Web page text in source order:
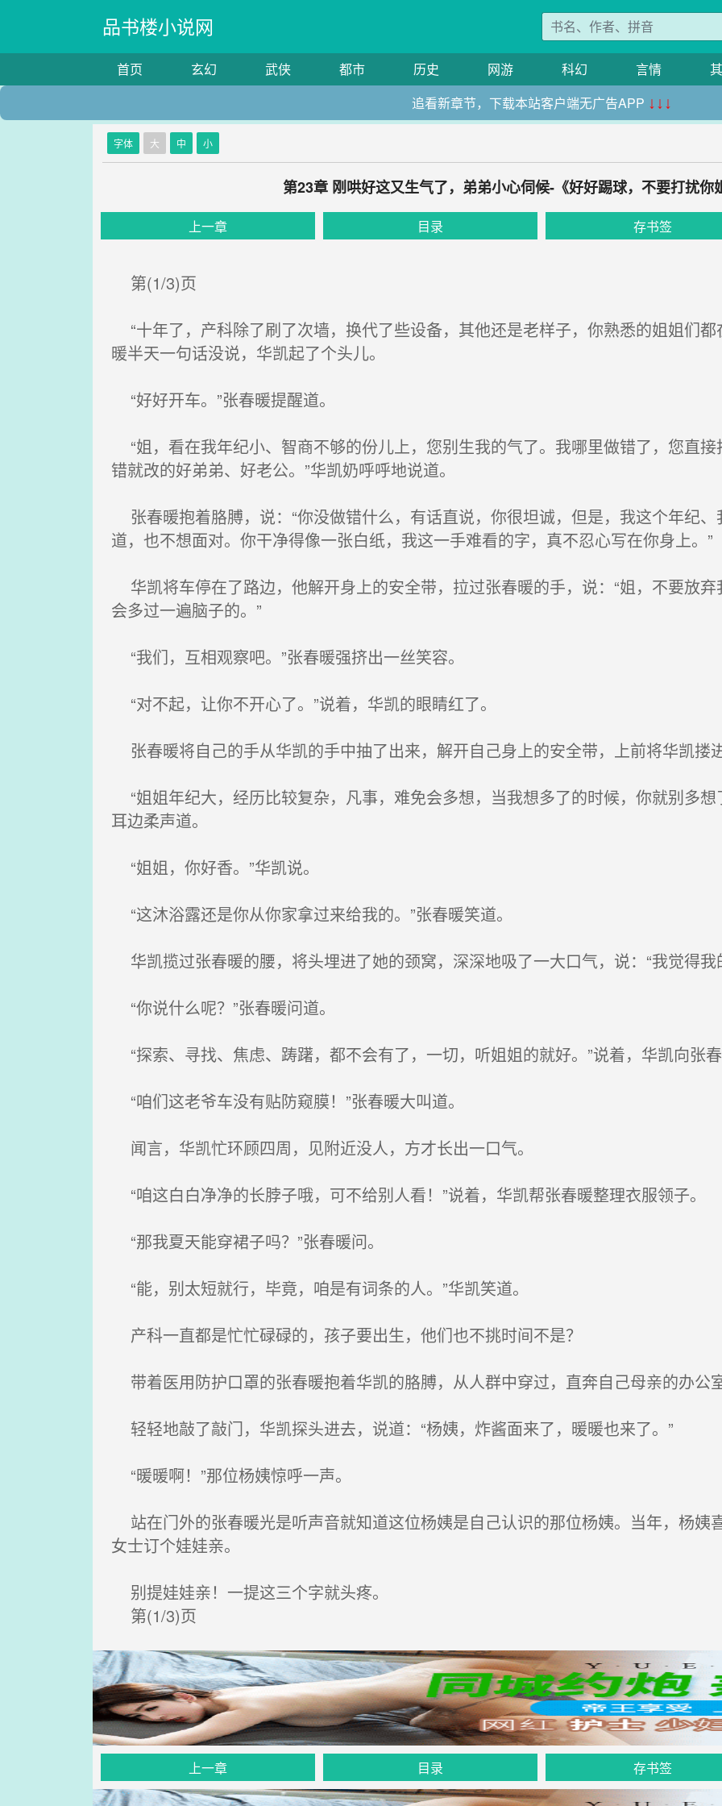
品书楼小说网
首页 玄幻 武侠 都市 历史 网游 科幻 言情
追看新章节，下载本站客户端无广告APP ↓↓↓
字体 大 中 小
第23章 刚哄好这又生气了，弟弟小心伺候-《好好踢球，不要打扰你
上一章 目录 存书签
第(1/3)页
“十年了，产科除了刷了次墙，换代了些设备，其他还是老样子，你熟悉的姐姐们
暖半天一句话没说，华凯起了个头儿。
“好好开车。”张春暖提醒道。
“姐，看在我年纪小、智商不够的份儿上，您别生我的气了。我哪里做错了，您直
错就改的好弟弟、好老公。”华凯奶呼呼地说道。
张春暖抱着胳膊，说：“你没做错什么，有话直说，你很坦诚，但是，我这个年纪
道，也不想面对。你干净得像一张白纸，我这一手难看的字，真不忍心写在你身上。”
华凯将车停在了路边，他解开身上的安全带，拉过张春暖的手，说：“姐，不要放
会多过一遍脑子的。”
“我们，互相观察吧。”张春暖强挤出一丝笑容。
“对不起，让你不开心了。”说着，华凯的眼睛红了。
张春暖将自己的手从华凯的手中抽了出来，解开自己身上的安全带，上前将华凯搂
“姐姐年纪大，经历比较复杂，凡事，难免会多想，当我想多了的时候，你就别多
耳边柔声道。
“姐姐，你好香。”华凯说。
“这沐浴露还是你从你家拿过来给我的。”张春暖笑道。
华凯揽过张春暖的腰，将头埋进了她的颈窝，深深地吸了一大口气，说：“我觉得我
“你说什么呢？”张春暖问道。
“探索、寻找、焦虑、踌躇，都不会有了，一切，听姐姐的就好。”说着，华凯向张
“咱们这老爷车没有贴防窥膜！”张春暖大叫道。
闻言，华凯忙环顾四周，见附近没人，方才长出一口气。
“咱这白白净净的长脖子哦，可不给别人看！”说着，华凯帮张春暖整理衣服领子。
“那我夏天能穿裙子吗？”张春暖问。
“能，别太短就行，毕竟，咱是有词条的人。”华凯笑道。
产科一直都是忙忙碌碌的，孩子要出生，他们也不挑时间不是？
带着医用防护口罩的张春暖抱着华凯的胳膊，从人群中穿过，直奔自己母亲的办公
轻轻地敲了敲门，华凯探头进去，说道：“杨姨，炸酱面来了，暖暖也来了。”
“暖暖啊！”那位杨姨惊呼一声。
站在门外的张春暖光是听声音就知道这位杨姨是自己认识的那位杨姨。当年，杨姨
女士订个娃娃亲。
别提娃娃亲！一提这三个字就头疼。
第(1/3)页
上一章 目录 存书签